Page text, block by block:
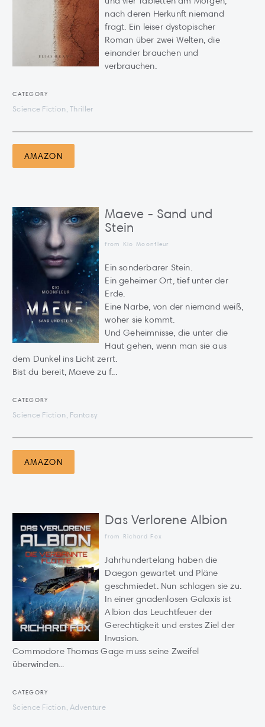
nach deren Herkunft niemand
fragt. Ein leiser dystopischer
Roman über zwei Welten, die
einander brauchen und
verbrauchen.
CATEGORY
Science Fiction, Thriller
AMAZON
Maeve - Sand und
Stein
from Kio Moonfleur
Ein sonderbarer Stein.
Ein geheimer Ort, tief unter der
Erde.
Eine Narbe, von der niemand weiß,
woher sie kommt.
Und Geheimnisse, die unter die
Haut gehen, wenn man sie aus
dem Dunkel ins Licht zerrt.
Bist du bereit, Maeve zu f...
CATEGORY
Science Fiction, Fantasy
AMAZON
Das Verlorene Albion
from Richard Fox
Jahrhundertelang haben die
Daegon gewartet und Pläne
geschmiedet. Nun schlagen sie zu.
In einer gnadenlosen Galaxis ist
Albion das Leuchtfeuer der
Gerechtigkeit und erstes Ziel der
Invasion.
Commodore Thomas Gage muss seine Zweifel
überwinden...
CATEGORY
Science Fiction, Adventure